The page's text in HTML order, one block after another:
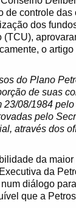
de controle
dos
o
do Plano
de suas
08/1984
pelo
através dos
da
da
diálogo
que a